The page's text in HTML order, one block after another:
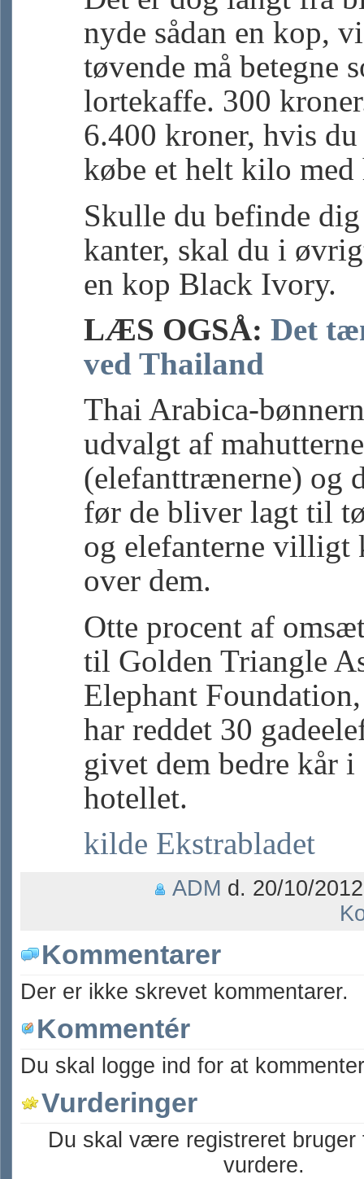
nyde sådan en kop,
tøvende må betegne
lortekaffe. 300
6.400 kroner, hvis du
købe et helt kilo med
Skulle du befinde dig
kanter, skal du i
en kop Black Ivory.
LÆS OGSÅ: Det
ved Thailand
Thai Arabica-
udvalgt af
(elefanttrænerne) og
før de bliver lagt til
og elefanterne villigt
over dem.
Otte procent af
til Golden Triangle
Elephant
har reddet 30
givet dem bedre kår
hotellet.
kilde Ekstrabladet
ADM d. 20/10/
Kommentarer
Der er ikke skrevet kommentarer.
Kommentér
Du skal logge ind for at
Vurderinger
Du skal være registreret bruger
vurdere.